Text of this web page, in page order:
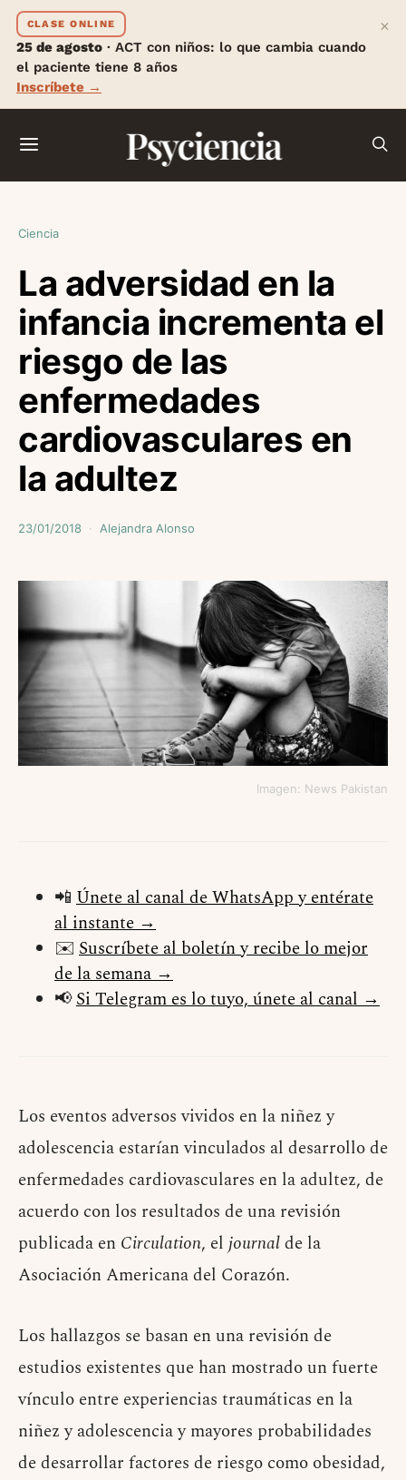
CLASE ONLINE
25 de agosto · ACT con niños: lo que cambia cuando
el paciente tiene 8 años
Inscríbete →
×
Psyciencia
Ciencia
La adversidad en la
infancia incrementa el
riesgo de las
enfermedades
cardiovasculares en
la adultez
23/01/2018 Alejandra Alonso
Imagen: News Pakistan
📲 Únete al canal de WhatsApp y entérate
al instante →
✉️ Suscríbete al boletín y recibe lo mejor
de la semana →
📢Si Telegram es lo tuyo, únete al canal →
Los eventos adversos vividos en la niñez y
adolescencia estarían vinculados al desarrollo de
enfermedades cardiovasculares en la adultez, de
acuerdo con los resultados de una revisión
publicada en Circulation, el journalde la
Asociación Americana del Corazón.
Los hallazgos se basan en una revisión de
estudios existentes que han mostrado un fuerte
vínculo entre experiencias traumáticas en la
niñez y adolescencia y mayores probabilidades
de desarrollar factores de riesgo como obesidad,